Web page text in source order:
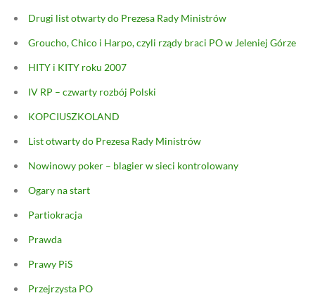
Drugi list otwarty do Prezesa Rady Ministrów
Groucho, Chico i Harpo, czyli rządy braci PO w Jeleniej Górze
HITY i KITY roku 2007
IV RP – czwarty rozbój Polski
KOPCIUSZKOLAND
List otwarty do Prezesa Rady Ministrów
Nowinowy poker – blagier w sieci kontrolowany
Ogary na start
Partiokracja
Prawda
Prawy PiS
Przejrzysta PO